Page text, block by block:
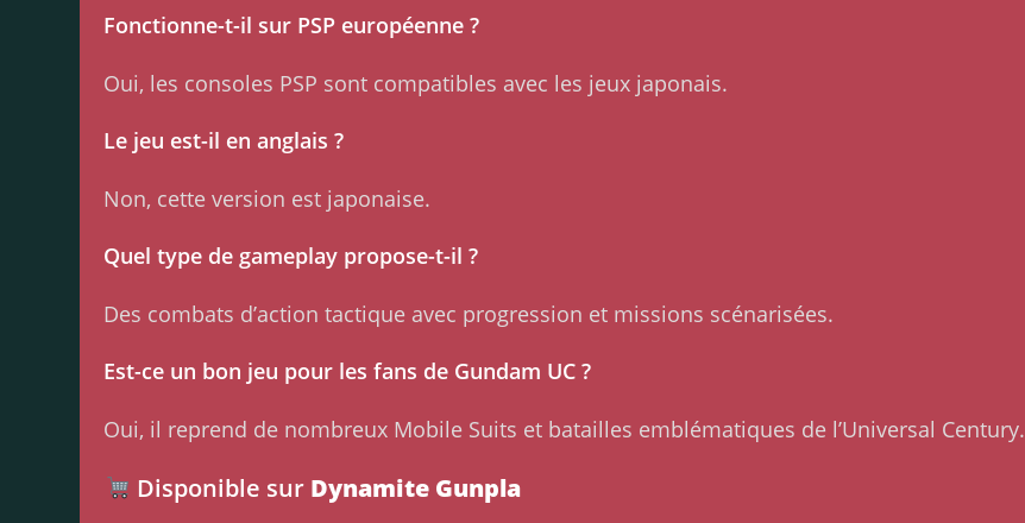
Fonctionne-t-il sur PSP européenne ?
Oui, les consoles PSP sont compatibles avec les jeux japonais.
Le jeu est-il en anglais ?
Non, cette version est japonaise.
Quel type de gameplay propose-t-il ?
Des combats d’action tactique avec progression et missions scénarisées.
Est-ce un bon jeu pour les fans de Gundam UC ?
Oui, il reprend de nombreux Mobile Suits et batailles emblématiques de l’Universal Century.
Disponible sur Dynamite Gunpla